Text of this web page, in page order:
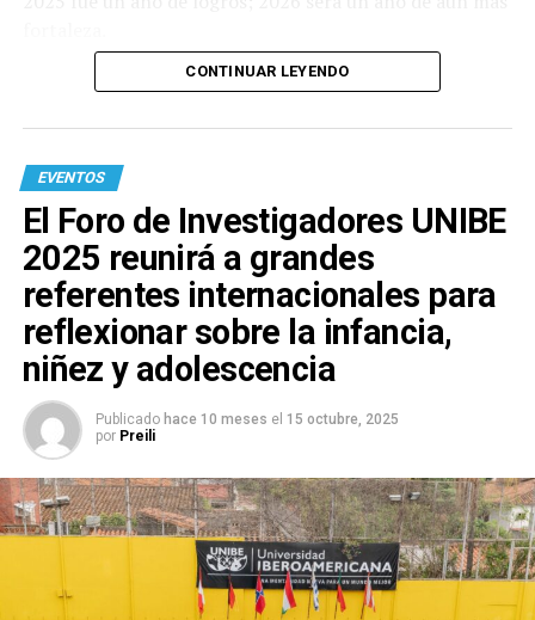
CONTINUAR LEYENDO
EVENTOS
El Foro de Investigadores UNIBE
2025 reunirá a grandes
referentes internacionales para
reflexionar sobre la infancia,
niñez y adolescencia
Publicado hace 10 meses el 15 octubre, 2025
por Preili